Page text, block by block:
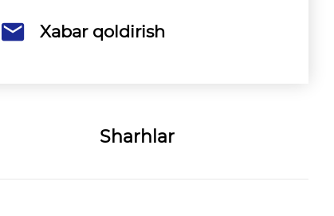
Xabar qoldirish
Sharhlar